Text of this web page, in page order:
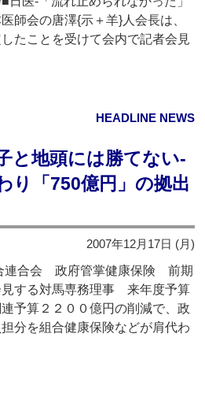
師会の唐澤{示＋羊}人会長は、
たことを受けて会内で記者会見
HEADLINE NEWS
と地頭には勝てない‐
り「750億円」の拠出
2007年12月17日 (月)
連合会 政府管掌健康保険 前期
する対馬専務理事 来年度予算
予算２２００億円の削減で、政
分を組合健康保険などが肩代わ